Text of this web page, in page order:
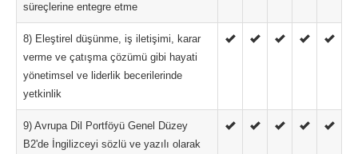
süreçlerine entegre etme
8) Eleştirel düşünme, iş iletişimi, karar
verme ve çatışma çözümü gibi hayati
yönetimsel ve liderlik becerilerinde
yetkinlik
9) Avrupa Dil Portföyü Genel Düzey
B2'de İngilizceyi sözlü ve yazılı olarak